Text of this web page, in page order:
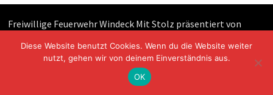
Freiwillige Feuerwehr Windeck Mit Stolz präsentiert von
Diese Website benutzt Cookies. Wenn du die Website weiter
nutzt, gehen wir von deinem Einverständnis aus.
OK